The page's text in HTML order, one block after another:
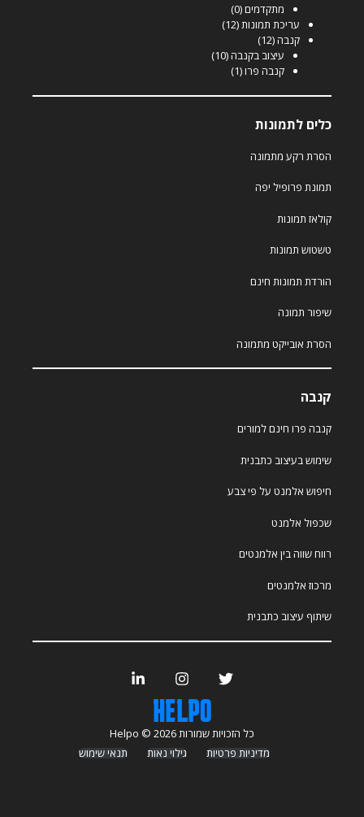
מתקדמים(0)
עריכת תמונות(12)
קנבה(12)
עיצוב בקנבה(10)
קנבה פרו(1)
כלים לתמונות
הסרת רקע מתמונה
תמונת פרופיל יפה
קולאז תמונות
טשטוש תמונות
הורדת תמונות חינם
שיפור תמונה
הסרת אובייקט מתמונה
קנבה
קנבה פרו חינם למורים
שימוש בעיצוב כתבנית
חיפוש אלמנט על פי צבע
שכפול אלמנט
רווח שווה בין אלמנטים
מרכוז אלמנטים
שיתוף עיצוב כתבנית
כל הזכויות שמורות Helpo © 2026
מדיניות פרטיות
גילוי נאות תנאי שימוש